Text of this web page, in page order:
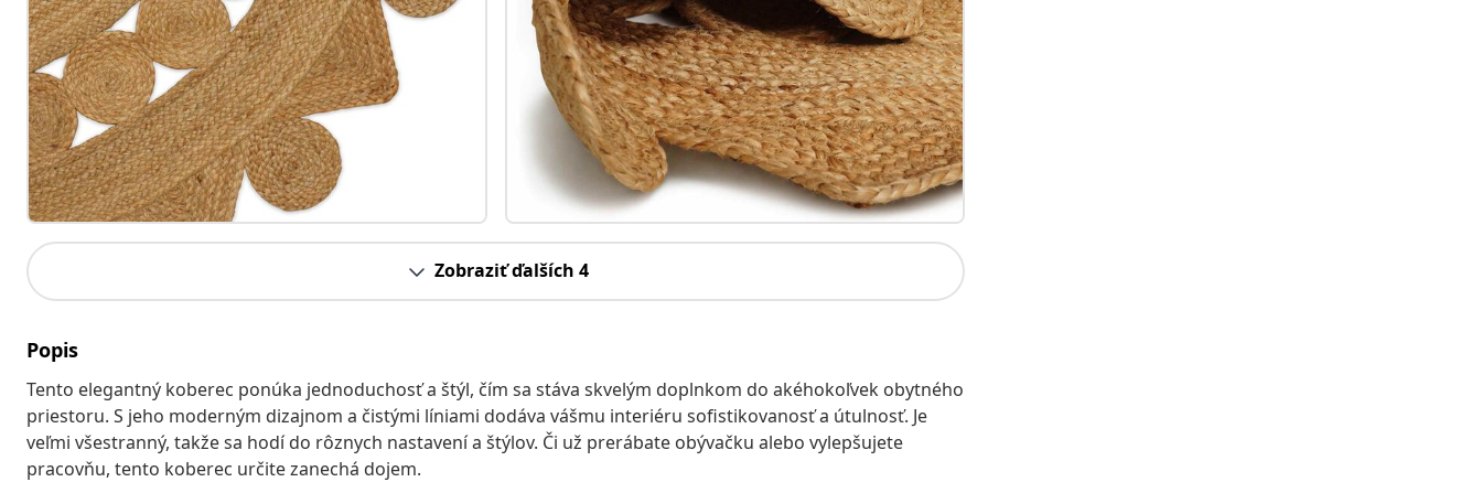
Zobraziť ďalších 4
Popis
Tento elegantný koberec ponúka jednoduchosť a štýl, čím sa stáva skvelým doplnkom do akéhokoľvek obytného
priestoru. S jeho moderným dizajnom a čistými líniami dodáva vášmu interiéru sofistikovanosť a útulnosť. Je
veľmi všestranný, takže sa hodí do rôznych nastavení a štýlov. Či už prerábate obývačku alebo vylepšujete
pracovňu, tento koberec určite zanechá dojem.